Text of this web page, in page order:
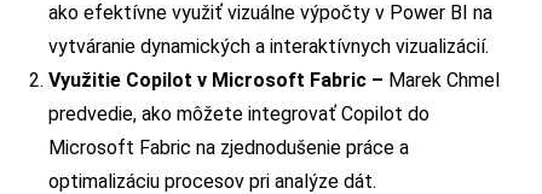
ako efektívne využiť vizuálne výpočty v Power BI na
vytváranie dynamických a interaktívnych vizualizácií.
Využitie Copilot v Microsoft Fabric – Marek Chmel
predvedie, ako môžete integrovať Copilot do
Microsoft Fabric na zjednodušenie práce a
optimalizáciu procesov pri analýze dát.